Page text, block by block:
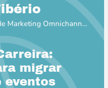
Marketing Omnichannel
migrar
eventos